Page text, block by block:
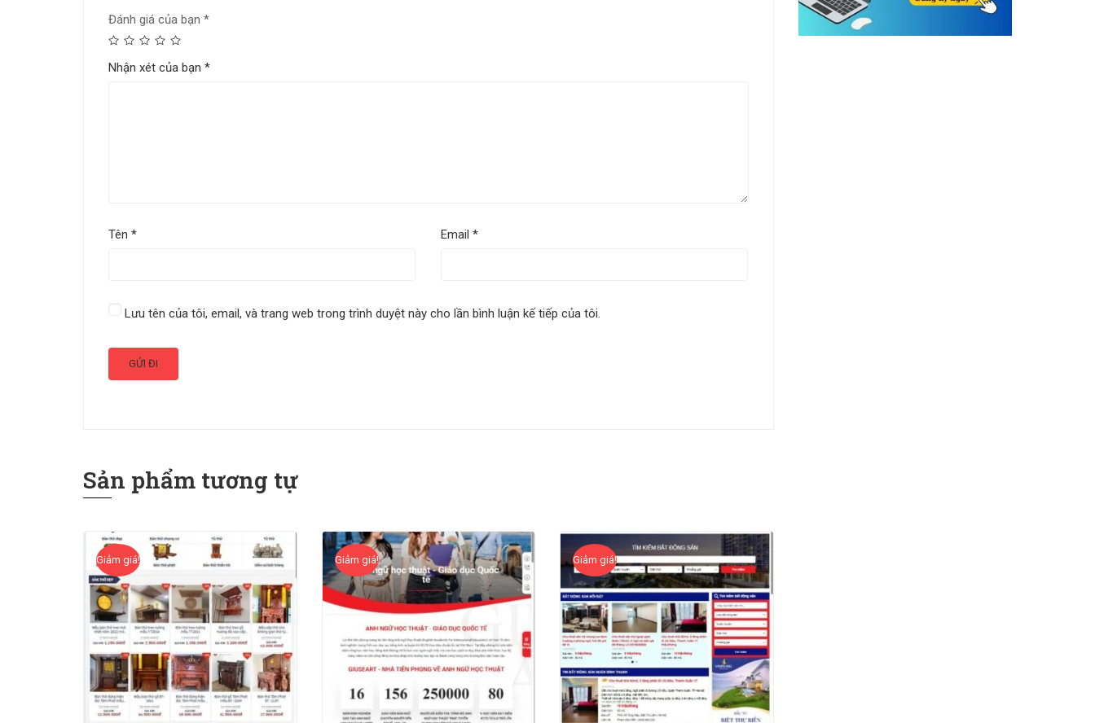
Đánh giá của bạn *
Nhận xét của bạn *
Tên * Email*
Lưu tên của tôi, email, và trang web trong trình duyệt này cho lần bình luận kế tiếp của tôi.
Sản phẩm tương tự
Giảm giá! Giảm giá! Giảm giá!